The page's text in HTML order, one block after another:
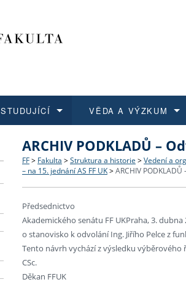
Struktura a historie
Podpora a benefity pro zaměstnance
Fakultní školy FF UK
Co studovat a jak se přihlásit
Informace k průběhu přijímacího řízení
STUDUJÍCÍ
Bakalářské a magisterské studium
Rigorózní řízení
VĚDA A VÝZKUM
O vědě a výzkumu na FF UK
Granty a projekty
Aktuální nabídky a výběrová řízení
Přijíždějící studenti
Vyjíždějící zaměstnanci
ARCHIV PODKLADŮ –
FF > Fakulta > Struktura a historie > Vedení a
– na 15. jednání AS FF UK > ARCHIV
Předsednictvo
Akademického senátu FF UKPraha, 3.
o stanovisko k odvolání Ing. Jiřího Pelce z
Tento návrh vychází z výsledku výběrového
CSc.
Děkan FFUK